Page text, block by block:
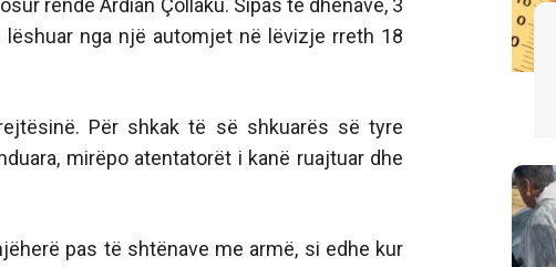
rëndë Ardian Çollaku. Sipas të dhënave, 3
nga një automjet në lëvizje rreth 18
Për shkak të së shkuarës së tyre
mirëpo atentatorët i kanë ruajtuar dhe
pas të shtënave me armë, si edhe kur